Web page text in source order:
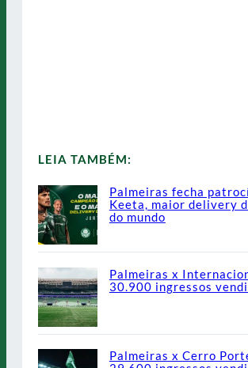
LEIA TAMBÉM:
Palmeiras fecha
Keeta, maior delivery
do mundo
Palmeiras x
30.900 ingressos
Palmeiras x Cerro